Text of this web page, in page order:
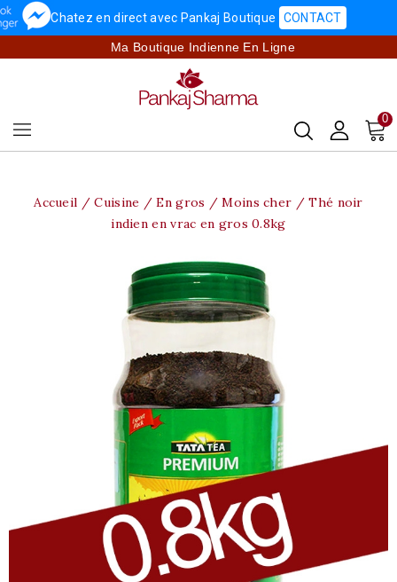
Chatez en direct avec Pankaj Boutique CONTACT
Ma Boutique Indienne En Ligne
0
Accueil Cuisine En gros / Moins cher
Thé noir
indien en vrac en gros 0.8kg